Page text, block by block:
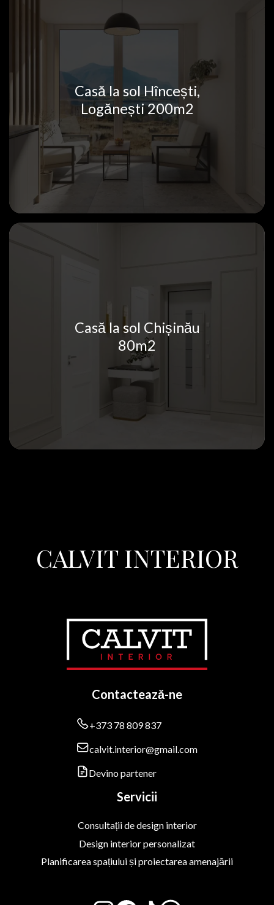
Casă la sol Hîncești,
Logănești 200m2
Casă la sol Chișinău
80m2
CALVIT INTERIOR
Contactează-ne
+373 78 809 837
calvit.interior@gmail.com
Devino partener
Servicii
Consultații de design interior
Design interior personalizat
Planificarea spațiului și proiectarea amenajării